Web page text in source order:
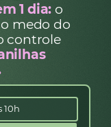
1 dia: o
medo do
controle
10h